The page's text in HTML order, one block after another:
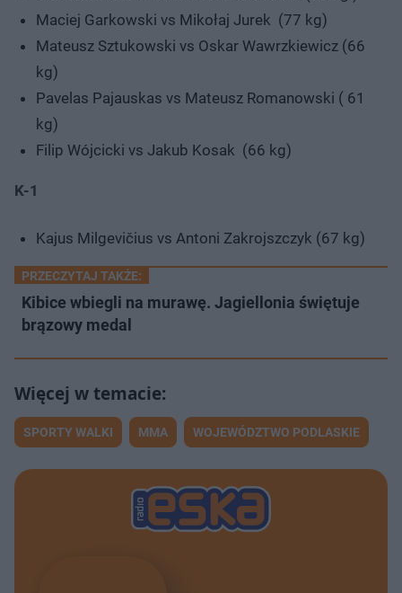
Maciej Garkowski vs Mikołaj Jurek (77 kg)
Mateusz Sztukowski vs Oskar Wawrzkiewicz (66
kg)
Pavelas Pajauskas vs Mateusz Romanowski ( 61
kg)
Filip Wójcicki vs Jakub Kosak (66 kg)
K-1
Kajus Milgevičius vs Antoni Zakrojszczyk (67 kg)
PRZECZYTAJ TAKŻE:
Kibice wbiegli na murawę. Jagiellonia świętuje
brązowy medal
SPORTY WALKI MMA WOJEWÓDZTWO PODLASKIE